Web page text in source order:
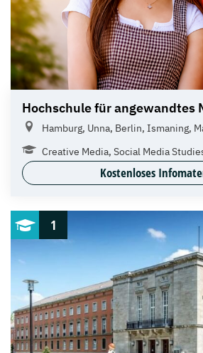
Hochschule für angewandtes
Hamburg, Unna, Berlin, Ismaning,
Creative Media, Social Media
Kostenloses
1